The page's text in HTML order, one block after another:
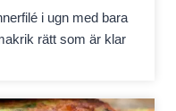
i ugn med bara
rätt som är klar